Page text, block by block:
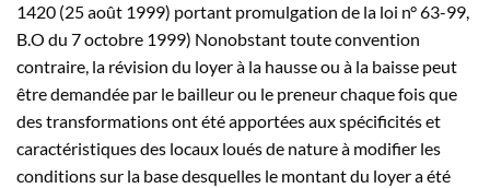
1420 (25 août 1999) portant promulgation de la loi n° 63-99,
B.O du 7 octobre 1999) Nonobstant toute convention
contraire, la révision du loyer à la hausse ou à la baisse peut
être demandée par le bailleur ou le preneur chaque fois que
des transformations ont été apportées aux spécificités et
caractéristiques des locaux loués de nature à modifier les
conditions sur la base desquelles le montant du loyer a été